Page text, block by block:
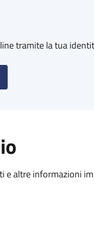
tramite la tua
e altre informazioni